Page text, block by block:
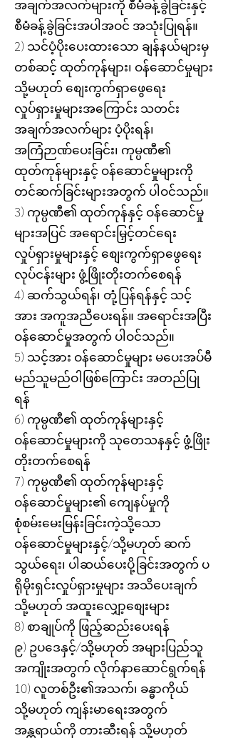
အချက်အလက်များကို စီမံခန့်ခွဲခြင်းနှင့်
စီမံခန့်ခွဲခြင်းအပါအဝင် အသုံးပြုရန်။
2) သင်ပံ့ပိုးပေးထားသော ချန်နယ်များမှ
တစ်ဆင့် ထုတ်ကုန်များ၊ ဝန်ဆောင်မှုများ
သို့မဟုတ် စျေးကွက်ရှာဖွေရေး
လှုပ်ရှားမှုများအကြောင်း သတင်း
အချက်အလက်များ ပံ့ပိုးရန်၊
အကြံဉာဏ်ပေးခြင်း၊ ကုမ္ပဏီ၏
ထုတ်ကုန်များနှင့် ဝန်ဆောင်မှုများကို
တင်ဆက်ခြင်းများအတွက် ပါဝင်သည်။
3) ကုမ္ပဏီ၏ ထုတ်ကုန်နှင့် ဝန်ဆောင်မှု
များအပြင် အရောင်းမြှင့်တင်ရေး
လှုပ်ရှားမှုများနှင့် စျေးကွက်ရှာဖွေရေး
လုပ်ငန်းများ ဖွံ့ဖြိုးတိုးတက်စေရန်
4) ဆက်သွယ်ရန်၊ တုံ့ပြန်ရန်နှင့် သင့်
အား အကူအညီပေးရန်။ အရောင်းအပြီး
ဝန်ဆောင်မှုအတွက် ပါဝင်သည်။
5) သင့်အား ဝန်ဆောင်မှုများ မပေးအပ်မီ
မည်သူမည်ဝါဖြစ်ကြောင်း အတည်ပြု
ရန်
6) ကုမ္ပဏီ၏ ထုတ်ကုန်များနှင့်
ဝန်ဆောင်မှုများကို သုတေသနနှင့် ဖွံ့ဖြိုး
တိုးတက်စေရန်
7) ကုမ္ပဏီ၏ ထုတ်ကုန်များနှင့်
ဝန်ဆောင်မှုများ၏ ကျေနပ်မှုကို
စုံစမ်းမေးမြန်းခြင်းကဲ့သို့သော
ဝန်ဆောင်မှုများနှင့်/သို့မဟုတ် ဆက်
သွယ်ရေး၊ ပါဆယ်ပေးပို့ခြင်းအတွက် ပ
ရိုမိုးရှင်းလှုပ်ရှားမှုများ အသိပေးချက်
သို့မဟုတ် အထူးလျှော့စျေးများ
8) စာချုပ်ကို ဖြည့်ဆည်းပေးရန်
၉) ဥပဒေနှင့်/သို့မဟုတ် အများပြည်သူ
အကျိုးအတွက် လိုက်နာဆောင်ရွက်ရန်
10) လူတစ်ဦး၏အသက်၊ ခန္ဓာကိုယ်
သို့မဟုတ် ကျန်းမာရေးအတွက်
အန္တရာယ်ကို တားဆီးရန် သို့မဟုတ်